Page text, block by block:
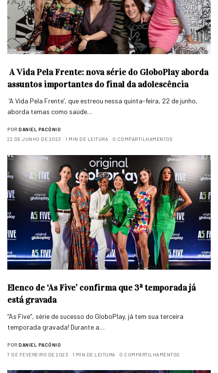
A Vida Pela Frente: nova série do GloboPlay aborda
assuntos importantes do final da adolescência
‘A Vida Pela Frente’, que estreou nessa quinta-feira, 22 de junho,
aborda temas como saúde…
POR DANIEL PACÔNIO
22 DE JUNHO DE 2023
1 MIN DE LEITURA 0 COMPARTILHAMENTOS
Elenco de ‘As Five’ confirma que 3ª temporada já
está gravada
“As Five”, série de sucesso do GloboPlay, já tem sua terceira
temporada gravada! Durante a…
POR DANIEL PACÔNIO
7 DE FEVEREIRO DE 2023
1 MIN DE LEITURA 0 COMPARTILHAMENTOS